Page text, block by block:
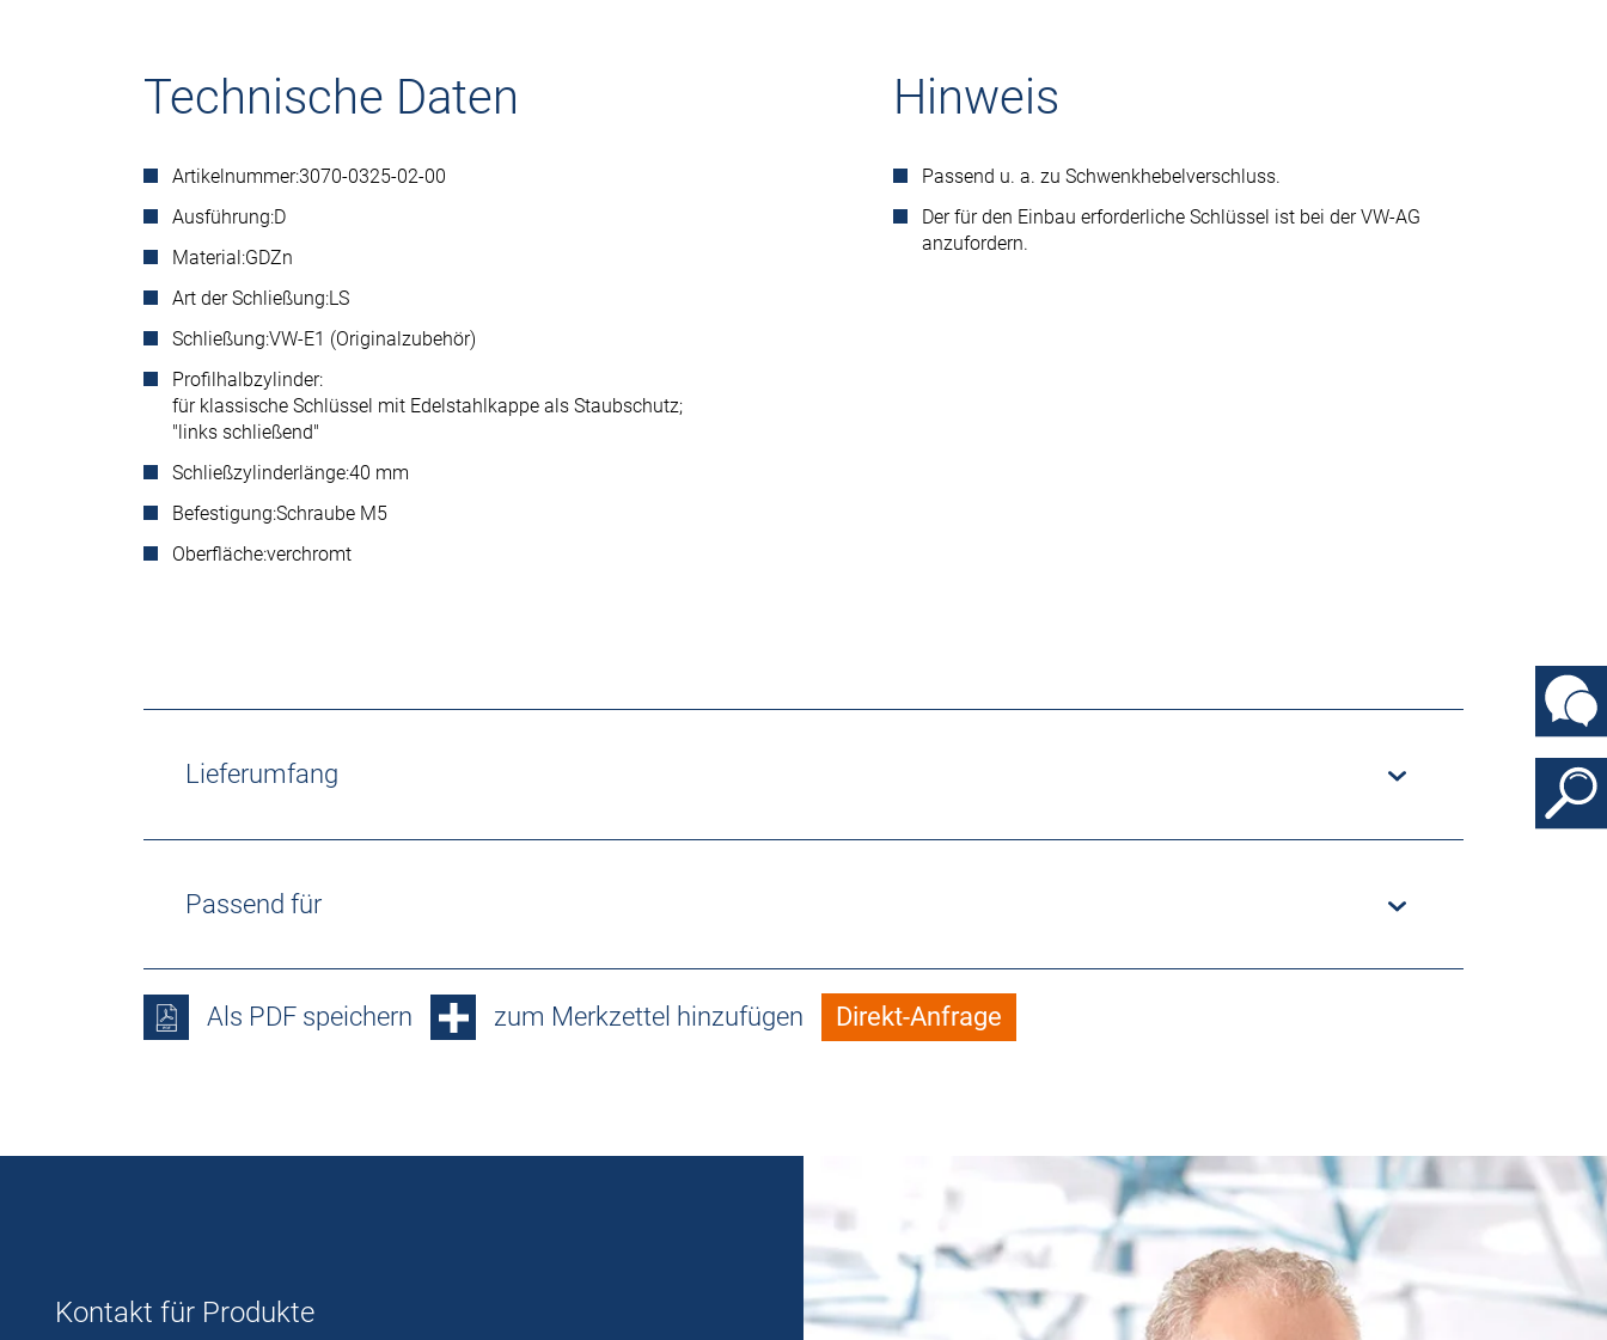
Technische Daten
Artikelnummer:3070-0325-02-00
Ausführung:D
Material:GDZn
Art der Schließung:LS
Schließung:VW-E1 (Originalzubehör)
Profilhalbzylinder:
für klassische Schlüssel mit Edelstahlkappe als Staubschutz;
"links schließend"
Schließzylinderlänge:40 mm
Befestigung:Schraube M5
Oberfläche:verchromt
Hinweis
Passend u. a. zu Schwenkhebelverschluss.
Der für den Einbau erforderliche Schlüssel ist bei der VW-AG
anzufordern.
Lieferumfang
Passend für
Als PDF speichern zum Merkzettel hinzufügen Direkt-Anfrage
Kontakt für Produkte